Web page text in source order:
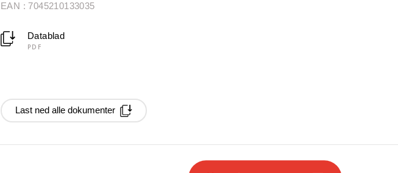
EAN : 7045210133035
Datablad
PDF
Last ned alle dokumenter